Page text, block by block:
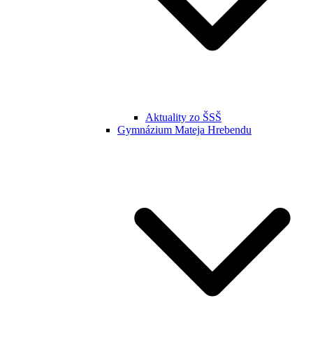
Aktuality zo ŠSŠ
Gymnázium Mateja Hrebendu